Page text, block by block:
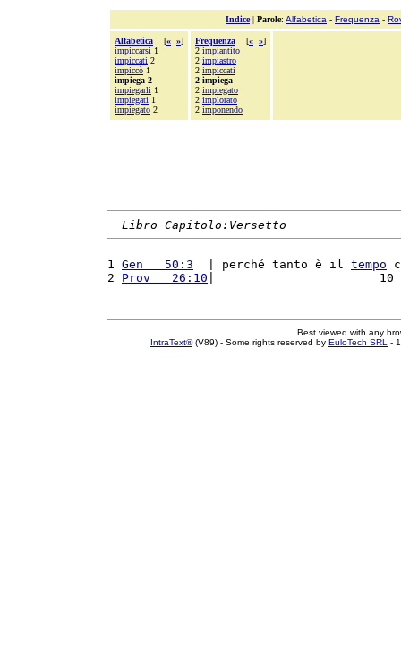
Indice| Parole: Alfabetica - Frequenza -
Alfabetica [« »]
impiccarsi 1
impiccati 2
impiccò 1
impiega 2
impiegarli 1
impiegati 1
impiegato 2
Frequenza [« »]
2 impiantito
2 impiastro
2 impiccati
2 impiega
2 impiegato
2 implorato
2 imponendo
Libro Capitolo:Versetto
1 Gen   50:3
  | perché tanto è il
tempo
2 Prov   26:10 |                       10
Best viewed with any
IntraText®(V89) - Some rights reserved by EuloTech SRL -